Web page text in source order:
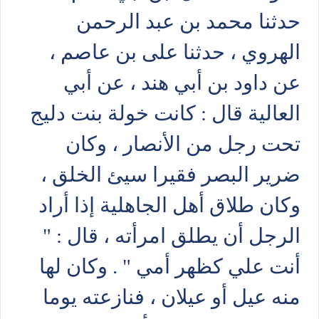
حدثنا محمد بن عبد الرحمن
الهروي ، حدثنا على بن عاصم ،
عن داود بن أبي هند ، عن أبي
العالية قال : كانت خولة بنت دليج
تحت رجل من الأنصار ، وكان
ضرير البصر فقيرا سيئ الخلق ،
وكان طلاق أهل الجاهلية إذا أراد
الرجل أن يطلق امرأته ، قال : "
أنت علي كظهر أمي " . وكان لها
منه عيل أو عيلان ، فنازعته يوما